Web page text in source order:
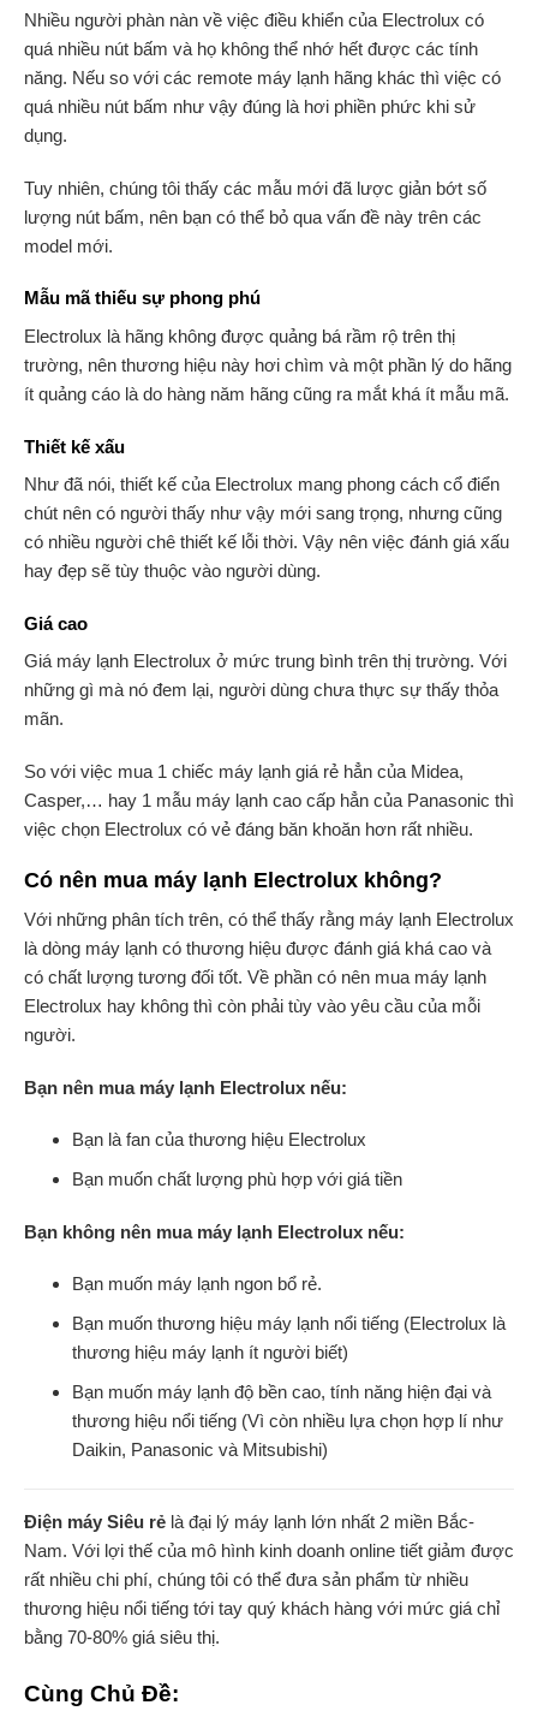
Nhiều người phàn nàn về việc điều khiển của Electrolux có
quá nhiều nút bấm và họ không thể nhớ hết được các tính
năng. Nếu so với các remote máy lạnh hãng khác thì việc có
quá nhiều nút bấm như vậy đúng là hơi phiền phức khi sử
dụng.
Tuy nhiên, chúng tôi thấy các mẫu mới đã lược giản bớt số
lượng nút bấm, nên bạn có thể bỏ qua vấn đề này trên các
model mới.
Mẫu mã thiếu sự phong phú
Electrolux là hãng không được quảng bá rầm rộ trên thị
trường, nên thương hiệu này hơi chìm và một phần lý do hãng
ít quảng cáo là do hàng năm hãng cũng ra mắt khá ít mẫu mã.
Thiết kế xấu
Như đã nói, thiết kế của Electrolux mang phong cách cổ điển
chút nên có người thấy như vậy mới sang trọng, nhưng cũng
có nhiều người chê thiết kế lỗi thời. Vậy nên việc đánh giá xấu
hay đẹp sẽ tùy thuộc vào người dùng.
Giá cao
Giá máy lạnh Electrolux ở mức trung bình trên thị trường. Với
những gì mà nó đem lại, người dùng chưa thực sự thấy thỏa
mãn.
So với việc mua 1 chiếc máy lạnh giá rẻ hẳn của Midea,
Casper,… hay 1 mẫu máy lạnh cao cấp hẳn của Panasonic thì
việc chọn Electrolux có vẻ đáng băn khoăn hơn rất nhiều.
Có nên mua máy lạnh Electrolux không?
Với những phân tích trên, có thể thấy rằng máy lạnh Electrolux
là dòng máy lạnh có thương hiệu được đánh giá khá cao và
có chất lượng tương đối tốt. Về phần có nên mua máy lạnh
Electrolux hay không thì còn phải tùy vào yêu cầu của mỗi
người.
Bạn nên mua máy lạnh Electrolux nếu:
Bạn là fan của thương hiệu Electrolux
Bạn muốn chất lượng phù hợp với giá tiền
Bạn không nên mua máy lạnh Electrolux nếu:
Bạn muốn máy lạnh ngon bổ rẻ.
Bạn muốn thương hiệu máy lạnh nổi tiếng (Electrolux là
thương hiệu máy lạnh ít người biết)
Bạn muốn máy lạnh độ bền cao, tính năng hiện đại và
thương hiệu nổi tiếng (Vì còn nhiều lựa chọn hợp lí như
Daikin, Panasonic và Mitsubishi)
Điện máy Siêu rẻ là đại lý máy lạnh lớn nhất 2 miền Bắc-
Nam. Với lợi thế của mô hình kinh doanh online tiết giảm được
rất nhiều chi phí, chúng tôi có thể đưa sản phẩm từ nhiều
thương hiệu nổi tiếng tới tay quý khách hàng với mức giá chỉ
bằng 70-80% giá siêu thị.
Cùng Chủ Đề: